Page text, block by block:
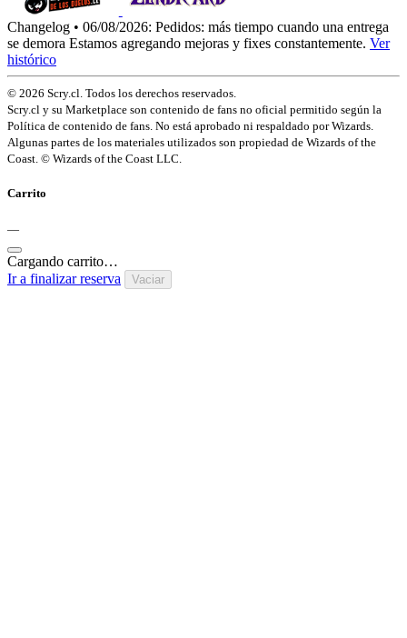
Changelog • 06/08/2026: Pedidos: más tiempo cuando una entrega
se demora Estamos agregando mejoras y fixes constantemente. Ver
histórico
© 2026 Scry.cl. Todos los derechos reservados.
Scry.cl y su Marketplace son contenido de fans no oficial permitido según la
Política de contenido de fans. No está aprobado ni respaldado por Wizards.
Algunas partes de los materiales utilizados son propiedad de Wizards of the
Coast. © Wizards of the Coast LLC.
Carrito
—
Cargando carrito…
Ir a finalizar reserva
Vaciar